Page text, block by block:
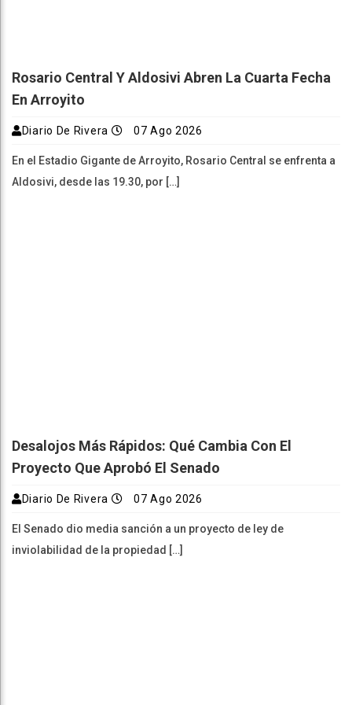
Rosario Central Y Aldosivi Abren La Cuarta Fecha
En Arroyito
Diario De Rivera 07 Ago 2026
En el Estadio Gigante de Arroyito, Rosario Central se enfrenta a
Aldosivi, desde las 19.30, por […]
Desalojos Más Rápidos: Qué Cambia Con El
Proyecto Que Aprobó El Senado
Diario De Rivera 07 Ago 2026
El Senado dio media sanción a un proyecto de ley de
inviolabilidad de la propiedad […]